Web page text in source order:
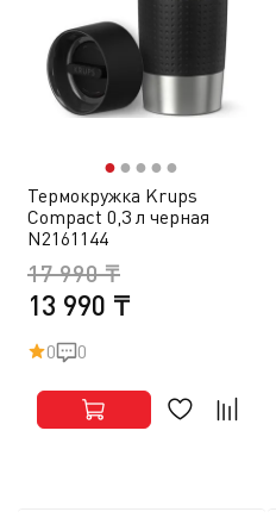
●● ● ● ●
Термокружка Krups
Compact 0,3 л черная
N2161144
13 990 ₸
17 990 ₸
0 0